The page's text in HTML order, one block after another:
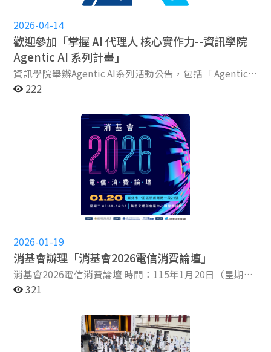
???? 善用 AI｜運用 AI 職涯工具，探索職缺與不同發展路
徑 ???? 看懂履歷｜了解企業怎麼看履歷，以及如何呈現
自己的亮點 ???? 理解市場｜知道現在企業需要哪些人
才、哪些能力值得提早準備 ???? 直接問專家｜把你對實
習、求職、職涯選擇的問題，直接帶來和 104 職涯專家討
論 活動採 40 人小班互動形式，透過討論、實作與職涯探
索活動，讓你真的花一個下午，重新整理自己的方向。
也許你還不知道最後會走去哪裡， 但希望這一天，可以讓
你更知道自己下一步往哪裡走。 期待在工作坊與你見面！
pinching.chiu@gmail.com
順等產官學界代表蒞臨參與，共同見證學生跨域創新成
果。 開幕典禮由政治大學副校長 陳樹衡 代表學校致詞。
陳副校長表示，Innofest 自創新國際學院推動以來，今年
已邁入第四屆，逐步發展成為政大重要的校園創新品牌。
他指出，創新往往源自不同觀點與知識的交流碰撞，而
Innofest 正是一個讓創意、想法與跨域知識彼此連結的平
台。透過學生、教師及產業夥伴的交流互動，讓原本仍在
萌芽階段的構想得以持續發展、轉化與實踐。他也勉勵同
學保持對世界的好奇心與探索精神，勇於突破既有框架，
持續尋找新的可能性。 閉幕典禮則由政治大學校長 李蔡
彥 致詞。李校長表示，自四年前學校啟動 Innofest 以
來，活動已逐步發展成為每學期師生引頸期盼的重要盛
會，也成為展現政大跨域創新教育成果的重要平台。他指
出，學校推動 Innofest 的核心目標，在於培育能夠回應社
會需求、具備實際應用能力的人才，期盼學生能透過課程
學習與專題實作，將所學知識轉化為解決真實問題的能
力，進一步為社會與國家發展貢獻所長。 李校長進一步表
示，人工智慧正快速改變各領域的發展樣貌，而透過專題
實作，讓學生從自身關注的議題出發，嘗試以AI的視角重
新思考與詮釋問題，是極具價值的學習歷程。他認為，
Innofest不僅是成果展示的平台，更是激發創意與交流的
重要場域，希望同學們能將此次展出的成果持續深化，無
論是在後續課程、研究計畫，甚至未來創新創業的道路
上，都能延續跨域創新的精神與對AI技術的熱情，持續探
索更多可能性，讓Innofest成為政大最具代表性的創新教
2026-04-14
歡迎參加「掌握 AI 代理人 核心實作力--資訊學院
Agentic AI 系列計畫」
資訊學院舉辦Agentic AI系列活動公告，包括「 Agentic
AI 線上英語課程補助計畫」以及「 Agentic AI 技術交流大
次Agentic AI系列活動的補助對象為資訊學院全體在學學
生（含雙主修與輔系），歡迎有興趣的同學報名參加！
說明會報名：https://bit.1y/4su0EEA 4/21(二) 12:20-
13:00@大仁樓301教室(提供午餐，請提前報名) 計畫說
明網頁：www.cs.nccu.edu.tw/web/news
222
2026-01-19
消基會辦理「消基會2026電信消費論壇」
消基會2026電信消費論壇 時間：115年1月20日（星期
二）9:00-16:30 地點：集思交通部會議中心國際會議廳
日起至1月18日（星期日）止 活動網址：
https://www.consumers.org.tw/product-detail-
321